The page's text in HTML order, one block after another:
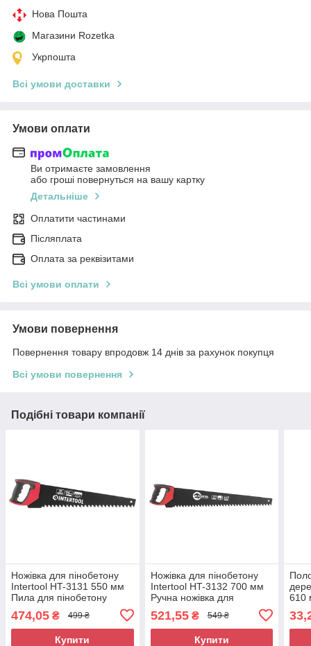
Нова Пошта
Магазини Rozetka
Укрпошта
Всі умови доставки
Умови оплати
Ви отримаєте замовлення
або гроші повернуться на вашу картку
Детальніше
Оплатити частинами
Післяплата
Оплата за реквізитами
Всі умови оплати
Умови повернення
Повернення товару впродовж 14 днів за рахунок покупця
Всі умови повернення
Подібні товари компанії
Ножівка для пінобетону
Intertool HT-3131 550 мм
Пила для пінобетону
Професійна ножівка для
пінобетону
474,05 ₴ 499 ₴
Купити
Ножівка для пінобетону
Intertool HT-3132 700 мм
Ручна ножівка для
ножівка для блоків
521,55₴ 549 ₴
Купити
610